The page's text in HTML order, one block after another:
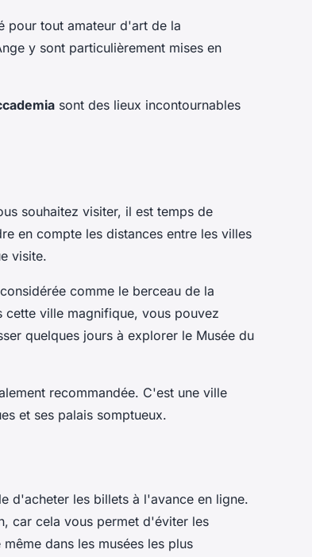
pour tout amateur d'art de la
y sont particulièrement mises en
sont des lieux incontournables
souhaitez visiter, il est temps de
en compte les distances entre les villes
visite.
comme le berceau de la
cette ville magnifique, vous pouvez
quelques jours à explorer le Musée du
recommandée. C'est une ville
et ses palais somptueux.
d'acheter les billets à l'avance en ligne.
car cela vous permet d'éviter les
dans les musées les plus